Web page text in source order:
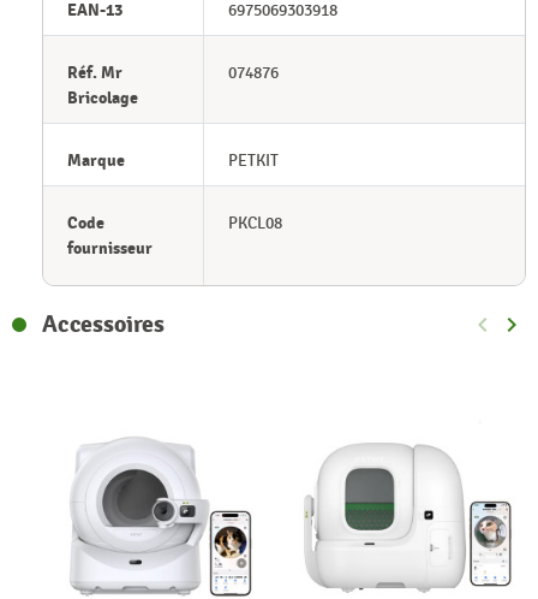
EAN-13 6975069303918
Réf. Mr
Bricolage
074876
Marque PETKIT
Code
fournisseur
PKCL08
Accessoires keyboard_arrow_left keyboard_arrow_right